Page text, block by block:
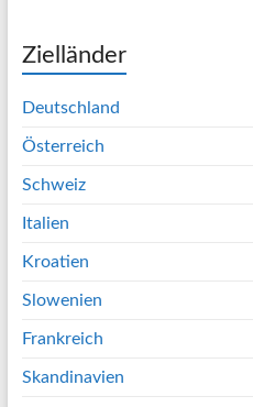
Zielländer
Deutschland
Österreich
Schweiz
Italien
Kroatien
Slowenien
Frankreich
Skandinavien